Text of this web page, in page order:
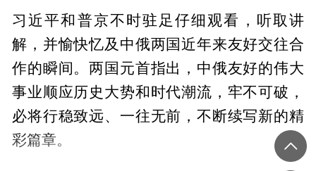
习近平和普京不时驻足仔细观看，听取讲
解，并愉快忆及中俄两国近年来友好交往合
作的瞬间。两国元首指出，中俄友好的伟大
事业顺应历史大势和时代潮流，牢不可破，
必将行稳致远、一往无前，不断续写新的精
彩篇章。